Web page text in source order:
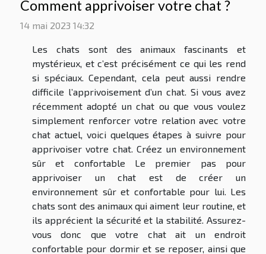
Comment apprivoiser votre chat ?
14 mai 2023 14:32
Les chats sont des animaux fascinants et
mystérieux, et c’est précisément ce qui les rend
si spéciaux. Cependant, cela peut aussi rendre
difficile l’apprivoisement d’un chat. Si vous avez
récemment adopté un chat ou que vous voulez
simplement renforcer votre relation avec votre
chat actuel, voici quelques étapes à suivre pour
apprivoiser votre chat. Créez un environnement
sûr et confortable Le premier pas pour
apprivoiser un chat est de créer un
environnement sûr et confortable pour lui. Les
chats sont des animaux qui aiment leur routine, et
ils apprécient la sécurité et la stabilité. Assurez-
vous donc que votre chat ait un endroit
confortable pour dormir et se reposer, ainsi que